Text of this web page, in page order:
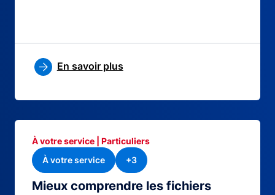
En savoir plus
Mieux comprendre les fichiers
À votre service | Particuliers
À votre service
+3